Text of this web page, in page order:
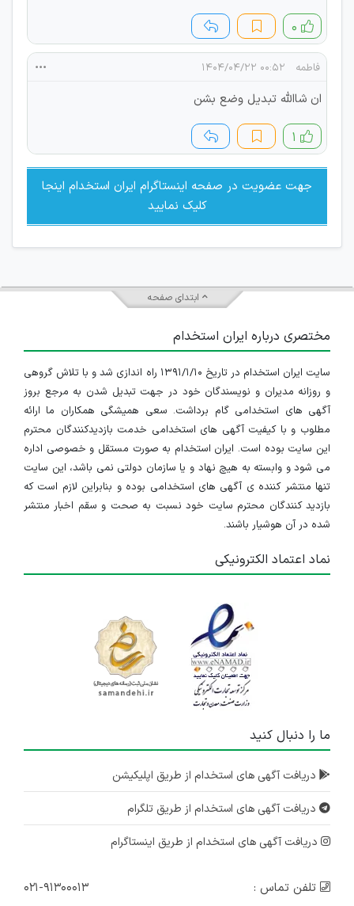
۰
فاطمه ۰۰:۵۲ ۱۴۰۴/۰۴/۲۲
ان شاالله تبدیل وضع بشن
۱
جهت عضویت در صفحه اینستاگرام ایران استخدام اینجا
کلیک نمایید
ابتدای صفحه
مختصری درباره ایران استخدام
سایت ایران استخدام در تاریخ ۱۳۹۱/۱/۱۰ راه اندازی شد و با تلاش گروهی
و روزانه مدیران و نویسندگان خود در جهت تبدیل شدن به مرجع بروز
آگهی های استخدامی گام برداشت. سعی همیشگی همکاران ما ارائه
مطلوب و با کیفیت آگهی های استخدامی خدمت بازدیدکنندگان محترم
این سایت بوده است. ایران استخدام به صورت مستقل و خصوصی اداره
می شود و وابسته به هیچ نهاد و یا سازمان دولتی نمی باشد، این سایت
تنها منتشر کننده ی آگهی های استخدامی بوده و بنابراین لازم است که
بازدید کنندگان محترم سایت خود نسبت به صحت و سقم اخبار منتشر
شده در آن هوشیار باشند.
نماد اعتماد الکترونیکی
ما را دنبال کنید
دریافت آگهی های استخدام از طریق اپلیکیشن
دریافت آگهی های استخدام از طریق تلگرام
دریافت آگهی های استخدام از طریق اینستاگرام
تلفن تماس :
۰۲۱-۹۱۳۰۰۰۱۳